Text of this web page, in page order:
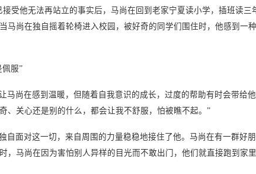
接受他无法再站立的事实后，马尚在回到老家宁夏读小学，插班读
马尚在独自摇着轮椅进入校园，被好奇的同学们围住时，他感到一
佩服”
尚在感到温暖，但随着自我意识的成长，过度的帮助有时会带给
、关心还是别的什么，都会让我不舒服，怕被瞧不起。”
面对这一切，来自周围的力量稳稳地接住了他。马尚在有一群好
，马尚在因为害怕别人异样的目光而不敢出门，他们就直接跑到家